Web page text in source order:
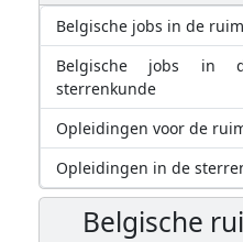
Belgische jobs in de
Belgische jobs in
sterrenkunde
Opleidingen voor de
Opleidingen in de
Belgische